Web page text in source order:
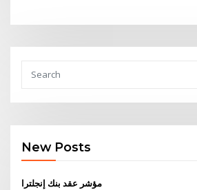
New Posts
مؤشر عقد بنك إنجلترا